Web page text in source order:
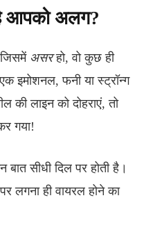
है आपको अलग?
असरहो, वो कुछ ही
इमोशनल, फनी या स्ट्रॉन्ग
लाइन को दोहराएं, तो
गया!
सीधी दिल पर होती है।
लगना ही वायरल होने का